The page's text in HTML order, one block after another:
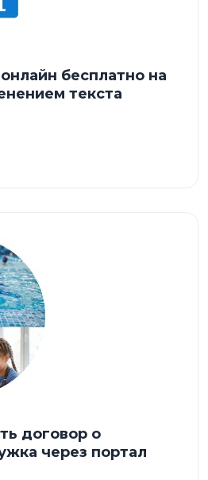
бесплатно на
текста
договор о
через портал